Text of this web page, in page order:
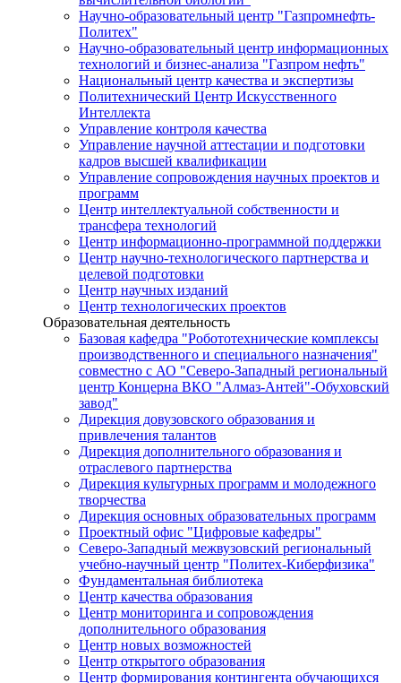
Научно-образовательный центр "Газпромнефть-
Политех"
Научно-образовательный центр информационных
технологий и бизнес-анализа "Газпром нефть"
Национальный центр качества и экспертизы
Политехнический Центр Искусственного
Интеллекта
Управление контроля качества
Управление научной аттестации и подготовки
кадров высшей квалификации
Управление сопровождения научных проектов и
программ
Центр интеллектуальной собственности и
трансфера технологий
Центр информационно-программной поддержки
Центр научно-технологического партнерства и
целевой подготовки
Центр научных изданий
Центр технологических проектов
Образовательная деятельность
Базовая кафедра "Робототехнические комплексы
производственного и специального назначения"
совместно с АО "Северо-Западный региональный
центр Концерна ВКО "Алмаз-Антей"-Обуховский
завод"
Дирекция довузовского образования и
привлечения талантов
Дирекция дополнительного образования и
отраслевого партнерства
Дирекция культурных программ и молодежного
творчества
Дирекция основных образовательных программ
Проектный офис "Цифровые кафедры"
Северо-Западный межвузовский региональный
учебно-научный центр "Политех-Киберфизика"
Фундаментальная библиотека
Центр качества образования
Центр мониторинга и сопровождения
дополнительного образования
Центр новых возможностей
Центр открытого образования
Центр формирования контингента обучающихся